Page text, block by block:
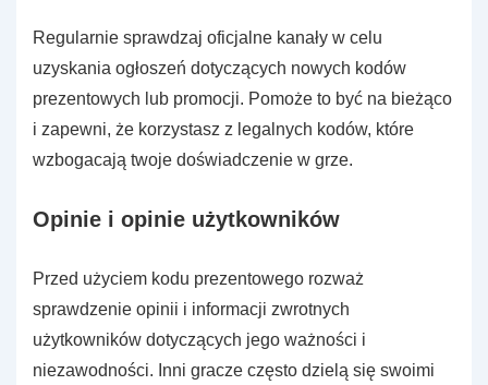
Regularnie sprawdzaj oficjalne kanały w celu
uzyskania ogłoszeń dotyczących nowych kodów
prezentowych lub promocji. Pomoże to być na bieżąco
i zapewni, że korzystasz z legalnych kodów, które
wzbogacają twoje doświadczenie w grze.
Opinie i opinie użytkowników
Przed użyciem kodu prezentowego rozważ
sprawdzenie opinii i informacji zwrotnych
użytkowników dotyczących jego ważności i
niezawodności. Inni gracze często dzielą się swoimi